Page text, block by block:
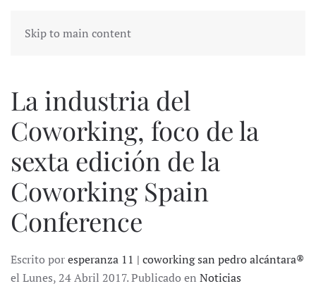
Skip to main content
La industria del
Coworking, foco de la
sexta edición de la
Coworking Spain
Conference
Escrito poresperanza 11 | coworking san pedro alcántara®
el Lunes, 24 Abril 2017. Publicado en Noticias